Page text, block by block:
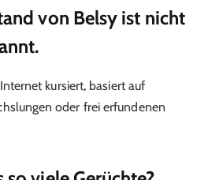
von Belsy ist nicht
kursiert, basiert auf
oder frei erfundenen